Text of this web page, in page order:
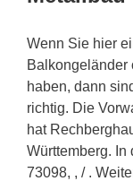
Wenn Sie hier
Balkongeländer
haben, dann
richtig. Die
hat
Württemberg. In
73098, , / .